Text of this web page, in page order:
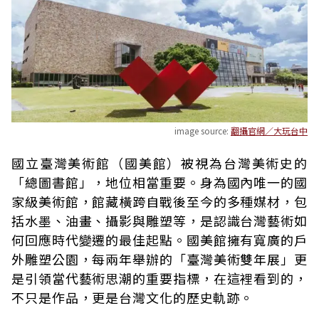
image source: 翻攝官網／大玩台中
國立臺灣美術館（國美館）被視為台灣美術史的
「總圖書館」，地位相當重要。身為國內唯一的國
家級美術館，館藏橫跨自戰後至今的多種媒材，包
括水墨、油畫、攝影與雕塑等，是認識台灣藝術如
何回應時代變遷的最佳起點。國美館擁有寬廣的戶
外雕塑公園，每兩年舉辦的「臺灣美術雙年展」更
是引領當代藝術思潮的重要指標，在這裡看到的，
不只是作品，更是台灣文化的歷史軌跡。